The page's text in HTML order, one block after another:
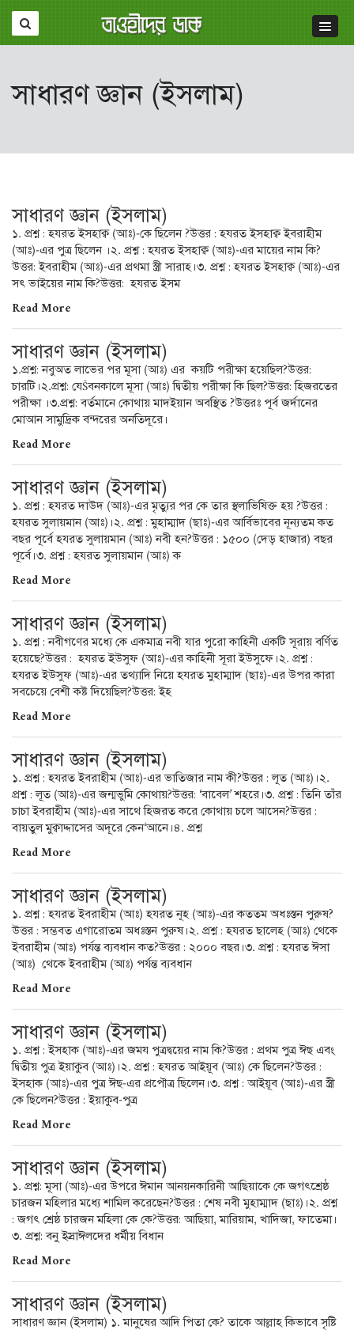
সাধারণ জ্ঞান (ইসলাম)
সাধারণ জ্ঞান (ইসলাম)
১. প্রশ্ন : হযরত ইসহাক্ব (আঃ)-কে ছিলেন ?উত্তর : হযরত ইসহাক্ব ইবরাহীম
(আঃ)-এর পুত্র ছিলেন ।২. প্রশ্ন : হযরত ইসহাক্ব (আঃ)-এর মায়ের নাম কি?
উত্তর: ইবরাহীম (আঃ)-এর প্রথমা স্ত্রী সারাহ।৩. প্রশ্ন : হযরত ইসহাক্ব (আঃ)-এর
সৎ ভাইয়ের নাম কি?উত্তর: হযরত ইসম
Read More
সাধারণ জ্ঞান (ইসলাম)
১.প্রশ্ন: নবুঅত লাভের পর মূসা (আঃ) এর কয়টি পরীক্ষা হয়েছিল?উত্তর:
চারটি।২.প্রশ্ন: যেŠবনকালে মূসা (আঃ) দ্বিতীয় পরীক্ষা কি ছিল?উত্তর: হিজরতের
পরীক্ষা ।৩.প্রশ্ন: বর্তমানে কোথায় মাদইয়ান অবস্থিত ?উত্তরঃ পূর্ব জর্দানের
মোআন সামুদ্রিক বন্দরের অনতিদূরে।
Read More
সাধারণ জ্ঞান (ইসলাম)
১. প্রশ্ন : হযরত দাউদ (আঃ)-এর মৃত্যুর পর কে তার স্থলাভিষিক্ত হয় ?উত্তর :
হযরত সুলায়মান (আঃ)।২. প্রশ্ন : মুহাম্মাদ (ছাঃ)-এর আর্বিভাবের নূন্যতম কত
বছর পূর্বে হযরত সুলায়মান (আঃ) নবী হন?উত্তর : ১৫০০ (দেড় হাজার) বছর
পূর্বে।৩. প্রশ্ন : হযরত সুলায়মান (আঃ) ক
Read More
সাধারণ জ্ঞান (ইসলাম)
১. প্রশ্ন : নবীগণের মধ্যে কে একমাত্র নবী যার পুরো কাহিনী একটি সূরায় বর্ণিত
হয়েছে?উত্তর : হযরত ইউসুফ (আঃ)-এর কাহিনী সূরা ইউসুফে।২. প্রশ্ন :
হযরত ইউসুফ (আঃ)-এর তথ্যাদি নিয়ে হযরত মুহাম্মাদ (ছাঃ)-এর উপর কারা
সবচেয়ে বেশী কষ্ট দিয়েছিল?উত্তর: ইহ
Read More
সাধারণ জ্ঞান (ইসলাম)
১. প্রশ্ন : হযরত ইবরাহীম (আঃ)-এর ভাতিজার নাম কী?উত্তর : লূত (আঃ)।২.
প্রশ্ন : লূত (আঃ)-এর জন্মভুমি কোথায়?উত্তর: ‘বাবেল’ শহরে।৩. প্রশ্ন : তিনি তাঁর
চাচা ইবরাহীম (আঃ)-এর সাথে হিজরত করে কোথায় চলে আসেন?উত্তর :
বায়তুল মুক্বাদ্দাসের অদূরে কেন‘আনে।৪. প্রশ্ন
Read More
সাধারণ জ্ঞান (ইসলাম)
১. প্রশ্ন : হযরত ইবরাহীম (আঃ) হযরত নূহ (আঃ)-এর কততম অধঃস্তন পুরুষ?
উত্তর : সম্ভবত এগারোতম অধঃস্তন পুরুষ।২. প্রশ্ন : হযরত ছালেহ (আঃ) থেকে
ইবরাহীম (আঃ) পর্যন্ত ব্যবধান কত?উত্তর : ২০০০ বছর।৩. প্রশ্ন : হযরত ঈসা
(আঃ) থেকে ইবরাহীম (আঃ) পর্যন্ত ব্যবধান
Read More
সাধারণ জ্ঞান (ইসলাম)
১. প্রশ্ন : ইসহাক (আঃ)-এর জময পুত্রদ্বয়ের নাম কি?উত্তর : প্রথম পুত্র ঈছ এবং
দ্বিতীয় পুত্র ইয়াকুব (আঃ)।২. প্রশ্ন : হযরত আইয়ূব (আঃ) কে ছিলেন?উত্তর :
ইসহাক (আঃ)-এর পুত্র ঈছ-এর প্রপৌত্র ছিলেন।৩. প্রশ্ন : আইয়ূব (আঃ)-এর স্ত্রী
কে ছিলেন?উত্তর : ইয়াকুব-পুত্র
Read More
সাধারণ জ্ঞান (ইসলাম)
১. প্রশ্ন: মূসা (আঃ)-এর উপরে ঈমান আনয়নকারিনী আছিয়াকে কে জগৎশ্রেষ্ঠ
চারজন মহিলার মধ্যে শামিল করেছেন?উত্তর : শেষ নবী মুহাম্মাদ (ছাঃ)।২. প্রশ্ন
: জগৎ শ্রেষ্ঠ চারজন মহিলা কে কে?উত্তর: আছিয়া, মারিয়াম, খাদিজা, ফাতেমা।
৩. প্রশ্ন: বনু ইস্রাঈলদের ধর্মীয় বিধান
Read More
সাধারণ জ্ঞান (ইসলাম)
সাধারণ জ্ঞান (ইসলাম) ১. মানুষের আদি পিতা কে? তাকে আল্লাহ কিভাবে সৃষ্টি